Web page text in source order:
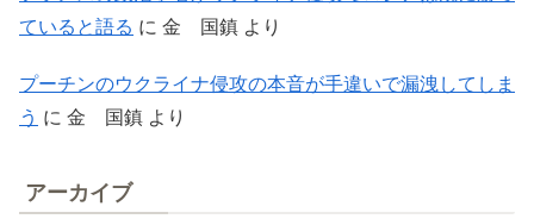
ていると語る に 金 国鎮 より
プーチンのウクライナ侵攻の本音が手違いで漏洩してしま
う に 金 国鎮 より
アーカイブ